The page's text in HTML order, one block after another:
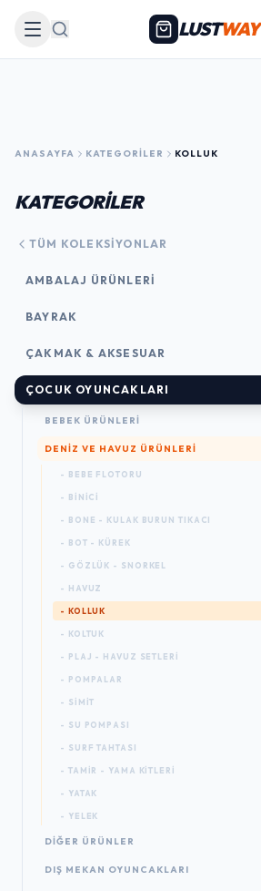
Arama LUSTWAY
ANASAYFA KATEGORILER KOLLUK
KATEGORİLER
TÜM KOLEKSIYONLAR
AMBALAJ ÜRÜNLERI
BAYRAK
ÇAKMAK & AKSESUAR
ÇOCUK OYUNCAKLARI
BEBEK ÜRÜNLERI
DENIZ VE HAVUZ ÜRÜNLERI
- BEBE FLOTORU
- BINICI
- BONE - KULAK BURUN TIKACI
- BOT - KÜREK
- GÖZLÜK - SNORKEL
- HAVUZ
- KOLLUK
- KOLTUK
- PLAJ - HAVUZ SETLERI
- POMPALAR
- SIMIT
- SU POMPASI
- SURF TAHTASI
- TAMIR - YAMA KITLERI
- YATAK
- YELEK
DIĞER ÜRÜNLER
DIŞ MEKAN OYUNCAKLARI